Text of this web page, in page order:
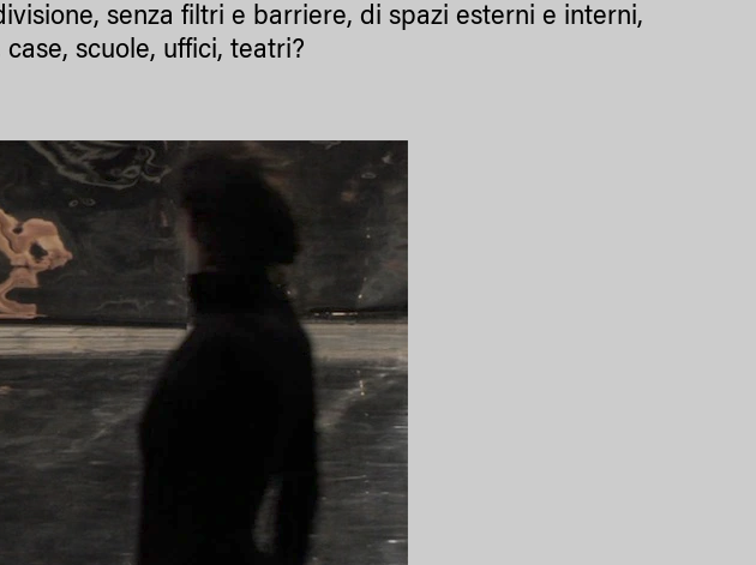
senza filtri e barriere, di spazi esterni e interni,
scuole, uffici, teatri?